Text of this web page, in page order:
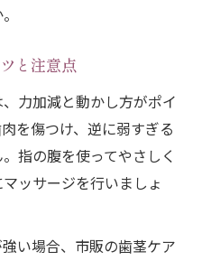
と注意点
力加減と動かし方がポイ
を傷つけ、逆に弱すぎる
指の腹を使ってやさしく
ッサージを行いましょ
い場合、市販の歯茎ケア